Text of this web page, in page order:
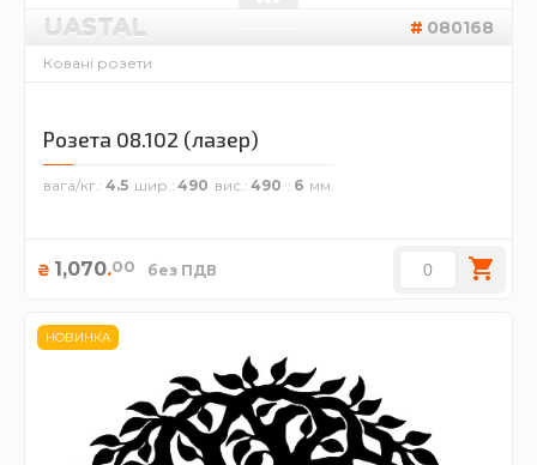
UASTAL 080168
Ковані розети
Розета 08.102 (лазер)
вага/кг. 4.5 шир. 490 вис. 490 6
₴ 1,070.00 без ПДВ
НОВИНКА